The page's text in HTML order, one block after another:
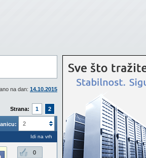
na dan: 14.10.2015
Strana: 1 2
2
Idi na vrh
0